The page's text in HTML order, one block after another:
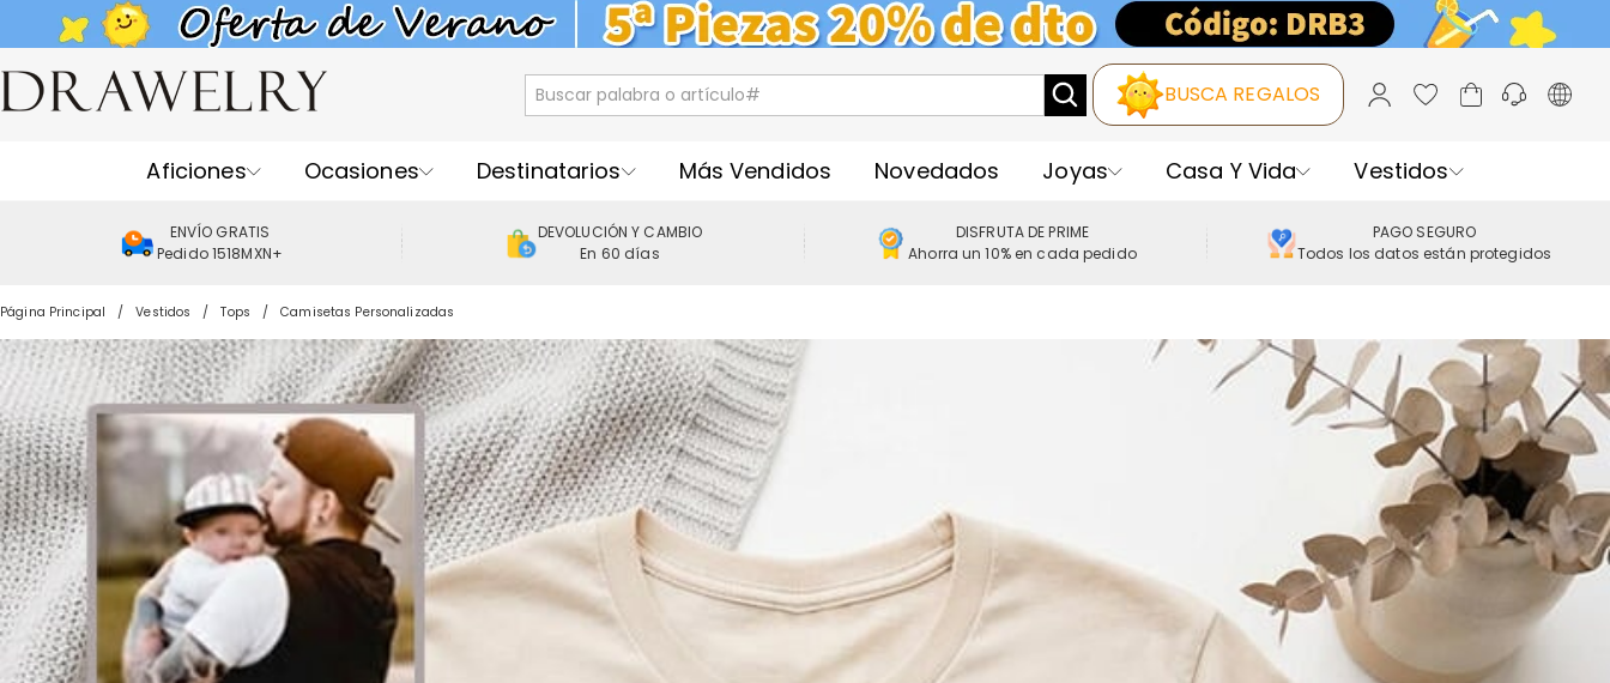
BUSCA REGALOS
Aficiones Ocasiones Destinatarios Más Vendidos Novedados Joyas Casa Y Vida Vestidos
ENVÍO GRATIS
Pedido 1518MXN+
DEVOLUCIÓN Y CAMBIO
En 60 días
DISFRUTA DE PRIME
Ahorra un 10% en cada pedido
PAGO SEGURO
Todos los datos están protegidos
Página Principal Vestidos Tops Camisetas Personalizadas